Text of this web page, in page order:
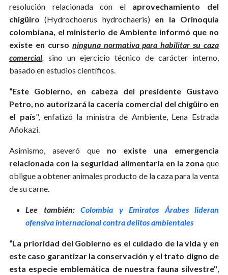
resolución relacionada con elaprovechamiento del
chigüiro(Hydrochoerus hydrochaeris)en la Orinoquía
colombiana, el ministerio de Ambiente informó que no
existe en curso ninguna normativa para habilitar su caza
comercial, sino un ejercicio técnico de carácter interno,
basado en estudios científicos.
“Este Gobierno, en cabeza del presidente Gustavo
Petro, no autorizará la cacería comercial del chigüiro en
el país", enfatizó la ministra de Ambiente, Lena Estrada
Añokazi.
Asimismo, aseveró que no existe una emergencia
relacionada con la seguridad alimentaria en la zona que
obligue a obtener animales producto de la caza para la venta
de su carne.
Lee también: Colombia y Emiratos Árabes lideran
ofensiva internacional contra delitos ambientales
“La prioridad del Gobierno es el cuidado de la vida y en
este caso garantizar la conservación y el trato digno de
esta especie emblemática de nuestra fauna silvestre",